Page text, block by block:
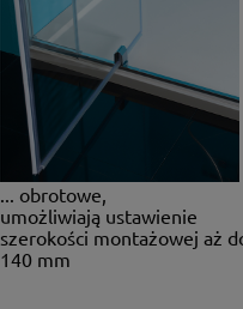
... obrotowe,
umożliwiają ustawienie
szerokości montażowej aż
140 mm